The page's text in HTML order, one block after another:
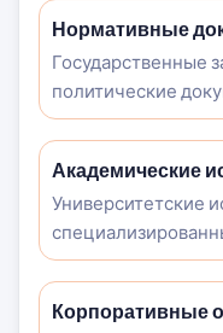
Нормативные
Государственные
политические
Академические
Университетские
Корпоративные